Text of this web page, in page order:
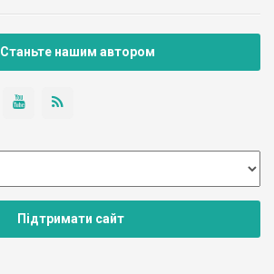
Станьте нашим автором
Підтримати сайт